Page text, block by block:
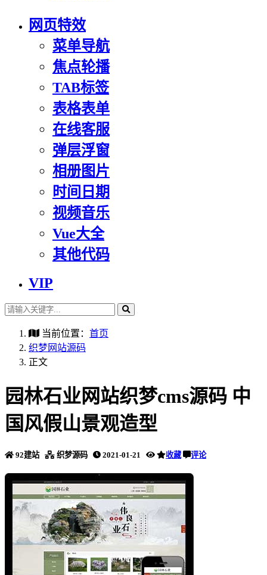
网页特效
菜单导航
焦点轮播
TAB标签
表格表单
在线客服
弹层浮窗
相册图片
时间日期
视频音乐
Vue大全
其他代码
VIP
当前位置： 首页
织梦网站源码
正文
园林石业网站织梦cms源码 中
国风假山景观造型
92建站 织梦源码 2021-01-21 收藏 评论